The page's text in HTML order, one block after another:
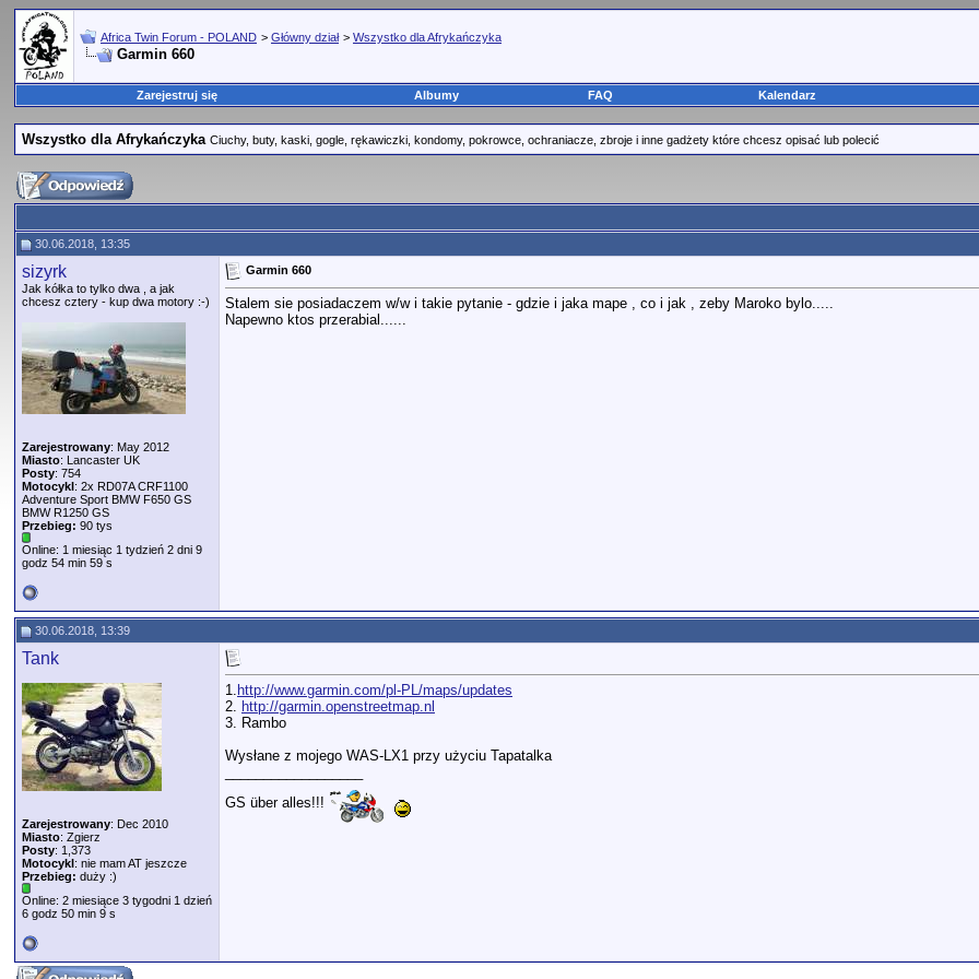
Africa Twin Forum - POLAND > Główny dział > Wszystko dla Afrykańczyka
Garmin 660
Zarejestruj się Albumy FAQ Kalendarz
Wszystko dla Afrykańczyka Ciuchy, buty, kaski, gogle, rękawiczki, kondomy, pokrowce, ochraniacze, zbroje i inne gadżety które chcesz opisać lub polecić
30.06.2018, 13:35
sizyrk
Jak kółka to tylko dwa , a jak
chcesz cztery - kup dwa motory :-)
Zarejestrowany: May 2012
Miasto: Lancaster UK
Posty: 754
Motocykl: 2x RD07A CRF1100
Adventure Sport BMW F650 GS
BMW R1250 GS
Przebieg: 90 tys
Online: 1 miesiąc 1 tydzień 2 dni 9
godz 54 min 59 s
Garmin 660
Stalem sie posiadaczem w/w i takie pytanie - gdzie i jaka mape , co i jak , zeby Maroko bylo.....
Napewno ktos przerabial......
30.06.2018, 13:39
Tank
Zarejestrowany: Dec 2010
Miasto: Zgierz
Posty: 1,373
Motocykl: nie mam AT jeszcze
Przebieg: duży :)
Online: 2 miesiące 3 tygodni 1 dzień
6 godz 50 min 9 s
1. http://www.garmin.com/pl-PL/maps/updates
2. http://garmin.openstreetmap.nl
3. Rambo
Wysłane z mojego WAS-LX1 przy użyciu Tapatalka
GS über alles!!!